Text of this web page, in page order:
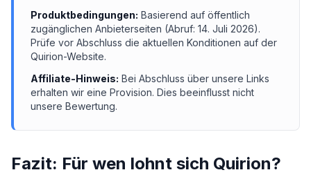
Produktbedingungen: Basierend auf öffentlich
zugänglichen Anbieterseiten (Abruf: 14. Juli 2026).
Prüfe vor Abschluss die aktuellen Konditionen auf der
Quirion-Website.
Affiliate-Hinweis: Bei Abschluss über unsere Links
erhalten wir eine Provision. Dies beeinflusst nicht
unsere Bewertung.
Fazit: Für wen lohnt sich Quirion?